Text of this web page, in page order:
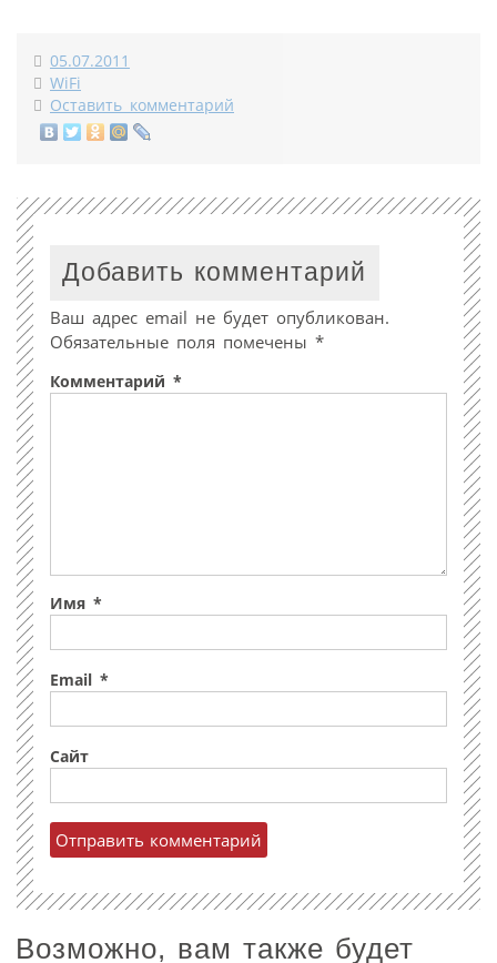
05.07.2011
WiFi
Оставить комментарий
Добавить комментарий
Ваш адрес email не будет опубликован.
Обязательные поля помечены *
Комментарий *
Имя *
Email *
Сайт
Возможно, вам также будет